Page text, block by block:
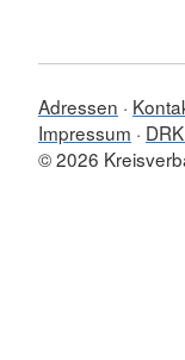
Adressen
Impressum
© 2026